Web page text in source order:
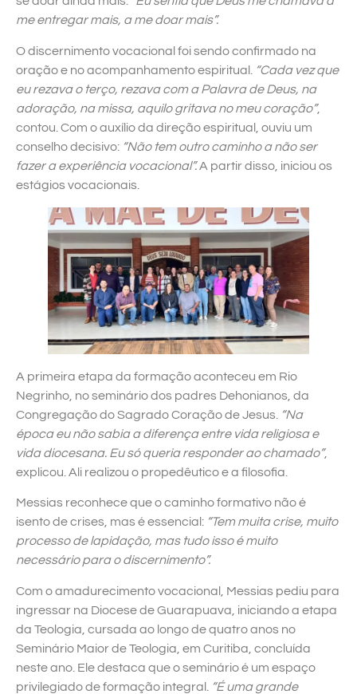
me entregar mais, a me doar mais”.
O discernimento vocacional foi sendo confirmado na
oração e no acompanhamento espiritual. “Cada vez que
eu rezava o terço, rezava com a Palavra de Deus, na
adoração, na missa, aquilo gritava no meu coração”,
contou. Com o auxílio da direção espiritual, ouviu um
conselho decisivo: “Não tem outro caminho a não ser
fazer a experiência vocacional”.A partir disso, iniciou os
estágios vocacionais.
A primeira etapa da formação aconteceu em Rio
Negrinho, no seminário dos padres Dehonianos, da
Congregação do Sagrado Coração de Jesus.
“Na
época eu não sabia a diferença entre vida religiosa e
vida diocesana. Eu só queria responder ao chamado”,
explicou. Ali realizou o propedêutico e a filosofia.
Messias reconhece que o caminho formativo não é
isento de crises, mas é essencial: “Tem muita crise, muito
processo de lapidação, mas tudo isso é muito
necessário para o discernimento”.
Com o amadurecimento vocacional, Messias pediu para
ingressar na Diocese de Guarapuava, iniciando a etapa
da Teologia, cursada ao longo de quatro anos no
Seminário Maior de Teologia, em Curitiba, concluída
neste ano. Ele destaca que o seminário é um espaço
privilegiado de formação integral.
“É uma grande